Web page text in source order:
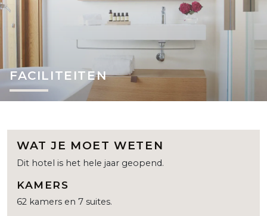
FACILITEITEN
WAT JE MOET WETEN
Dit hotel is het hele jaar geopend.
KAMERS
62 kamers en 7 suites.